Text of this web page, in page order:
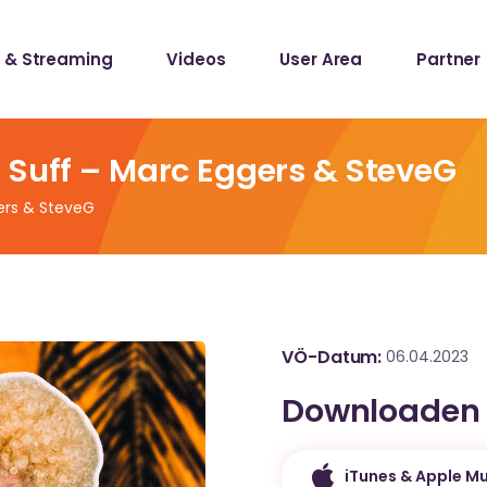
& Streaming Videos User Area Partner
– Marc Eggers & SteveG
& SteveG
VÖ-Datum 06.04.2023
iTunes & Apple